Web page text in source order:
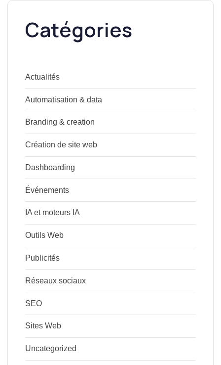
Catégories
Actualités
Automatisation & data
Branding & creation
Création de site web
Dashboarding
Événements
IA et moteurs IA
Outils Web
Publicités
Réseaux sociaux
SEO
Sites Web
Uncategorized